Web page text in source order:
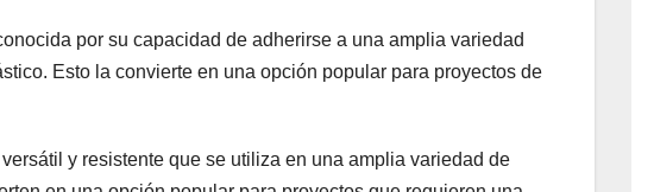
por su capacidad de adherirse a una amplia variedad
Esto la convierte en una opción popular para proyectos de
y resistente que se utiliza en una amplia variedad de